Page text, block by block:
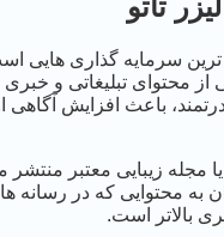
تاتو
ترین سرمایه گذاری هایی
از محتوای تبلیغاتی و
باعث افزایش آگاهی
مجله زیبایی معتبر
به محتوایی که در رسانه
بالاتر است.